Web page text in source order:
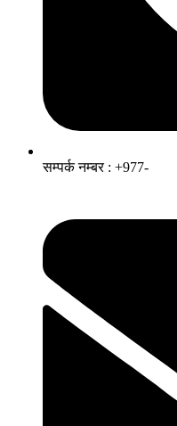
सम्पर्क नम्बर : +977-